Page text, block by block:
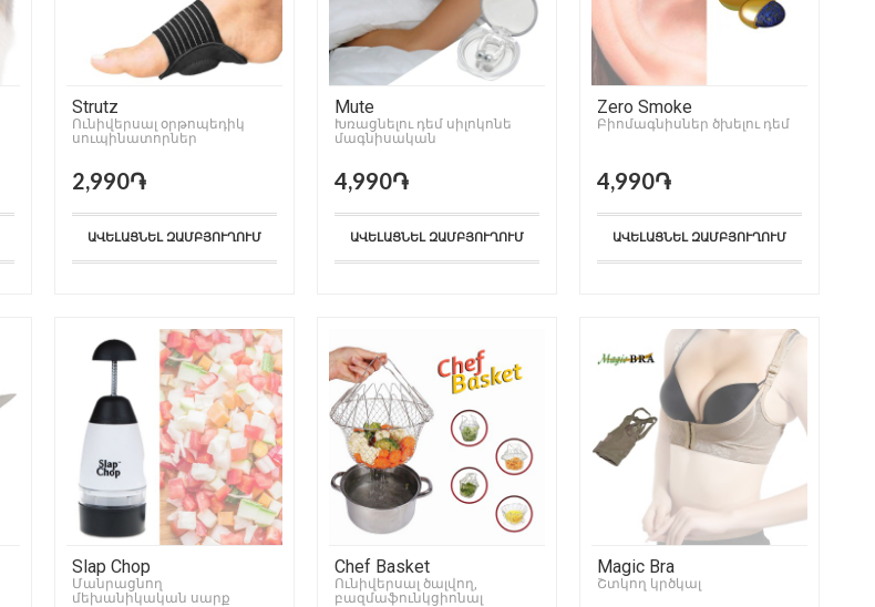
Strutz
Ունիվերսալ օրթոպեդիկ
սուպինատորներ
2,990֏
ԱՎԵԼԱՑՆԵԼ ԶԱՄԲՅՈՒՂՈՒՄ
Mute
Խռացնելու դեմ սիլոկոնե
մագնիսական
4,990֏
ԱՎԵԼԱՑՆԵԼ ԶԱՄԲՅՈՒՂՈՒՄ
Zero Smoke
Բիոմագնիսներ ծխելու դեմ
4,990֏
ԱՎԵԼԱՑՆԵԼ ԶԱՄԲՅՈՒՂՈՒՄ
Slap Chop
Մանրացնող
մեխանիկական սարք
Chef Basket
Ունիվերսալ ծալվող,
բազմաֆունկցիոնալ
Magic Bra
Շտկող կրծկալ